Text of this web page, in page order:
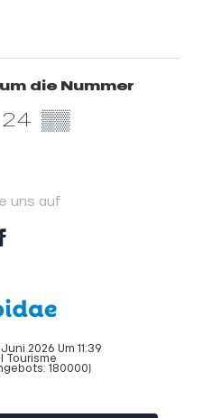
die Nummer
▒▒
uns auf
2026 Um 11:39
Tourisme
180000)